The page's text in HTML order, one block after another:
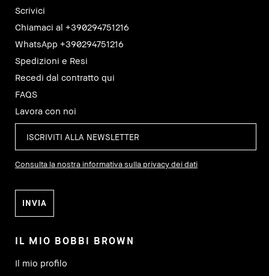
Scrivici
Chiamaci al +390294751216
WhatsApp +390294751216
Spedizioni e Resi
Recedi dal contratto qui
FAQS
Lavora con noi
Consulta la nostra informativa sulla privacy dei dati
IL MIO BOBBI BROWN
Il mio profilo